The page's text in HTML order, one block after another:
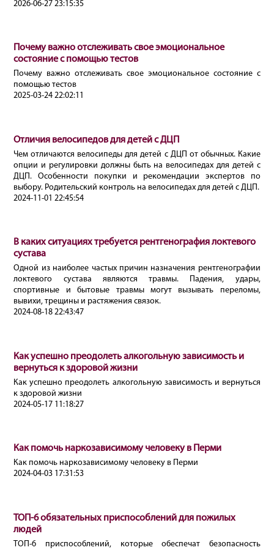
2026-06-27 23:15:35
Почему важно отслеживать свое эмоциональное
состояние с помощью тестов
Почему важно отслеживать свое эмоциональное состояние с
помощью тестов
2025-03-24 22:02:11
Отличия велосипедов для детей с ДЦП
Чем отличаются велосипеды для детей с ДЦП от обычных. Какие
опции и регулировки должны быть на велосипедах для детей с
ДЦП. Особенности покупки и рекомендации экспертов по
выбору. Родительский контроль на велосипедах для детей с ДЦП.
2024-11-01 22:45:54
В каких ситуациях требуется рентгенография локтевого
сустава
Одной из наиболее частых причин назначения рентгенографии
локтевого сустава являются травмы. Падения, удары,
спортивные и бытовые травмы могут вызывать переломы,
вывихи, трещины и растяжения связок.
2024-08-18 22:43:47
Как успешно преодолеть алкогольную зависимость и
вернуться к здоровой жизни
Как успешно преодолеть алкогольную зависимость и вернуться
к здоровой жизни
2024-05-17 11:18:27
Как помочь наркозависимому человеку в Перми
Как помочь наркозависимому человеку в Перми
2024-04-03 17:31:53
ТОП-6 обязательных приспособлений для пожилых
людей
ТОП-6 приспособлений, которые обеспечат безопасность